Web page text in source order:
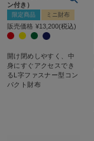
ン付き）
限定商品 ミニ財布
販売価格 ¥13,200 税込
開け閉めしやすく、中
身にすぐアクセスでき
るL字ファスナー型コン
パクト財布